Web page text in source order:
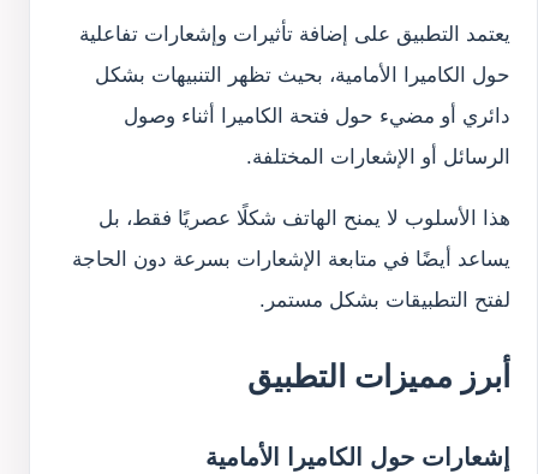
يعتمد التطبيق على إضافة تأثيرات وإشعارات تفاعلية
حول الكاميرا الأمامية، بحيث تظهر التنبيهات بشكل
دائري أو مضيء حول فتحة الكاميرا أثناء وصول
الرسائل أو الإشعارات المختلفة.
هذا الأسلوب لا يمنح الهاتف شكلًا عصريًا فقط، بل
يساعد أيضًا في متابعة الإشعارات بسرعة دون الحاجة
لفتح التطبيقات بشكل مستمر.
أبرز مميزات التطبيق
إشعارات حول الكاميرا الأمامية